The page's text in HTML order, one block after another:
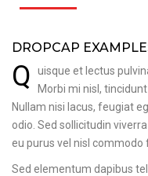
DROPCAP
Q
uisque et lectus
Morbi mi nisl,
Nullam nisi lacus, feugiat
odio. Sed sollicitudin
eu purus vel nisl commodo
Sed elementum dapibus